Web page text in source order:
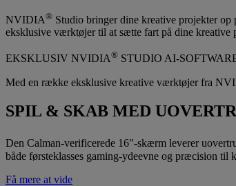
NVIDIA® Studio bringer dine kreative projekter
eksklusive værktøjer til at sætte fart på dine kreative
EKSKLUSIV NVIDIA® STUDIO AI-
Med en række eksklusive kreative værktøjer fra
SPIL & SKAB MED
Den Calman-verificerede 16"-skærm leverer
både førsteklasses gaming-ydeevne og præcision
Få mere at vide